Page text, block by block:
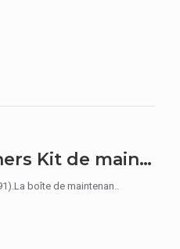
Epson C12C934591 kit d'imprimantes et scanners Kit de maintenance
boîte de maintenan..